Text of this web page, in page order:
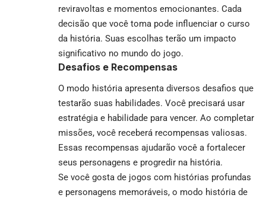
reviravoltas e momentos emocionantes. Cada
decisão que você toma pode influenciar o curso
da história. Suas escolhas terão um impacto
significativo no mundo do jogo.
Desafios e Recompensas
O modo história apresenta diversos desafios que
testarão suas habilidades. Você precisará usar
estratégia e habilidade para vencer. Ao completar
missões, você receberá recompensas valiosas.
Essas recompensas ajudarão você a fortalecer
seus personagens e progredir na história.
Se você gosta de jogos com histórias profundas
e personagens memoráveis, o modo história de